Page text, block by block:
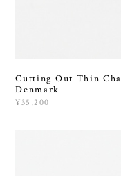
Cutting Out Thin
Denmark
¥35,200